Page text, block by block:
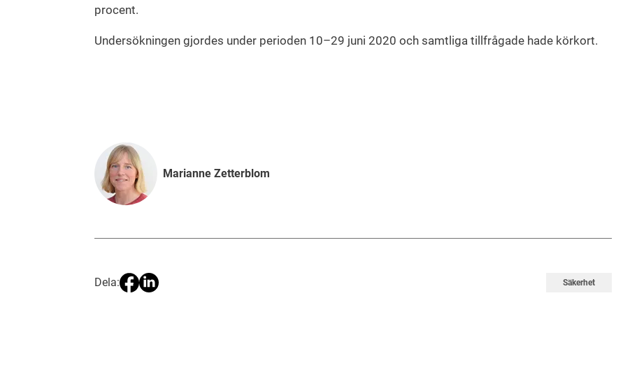
procent.
Undersökningen gjordes under perioden 10–29 juni 2020 och samtliga tillfrågade hade körkort.
Marianne Zetterblom
Dela: Säkerhet